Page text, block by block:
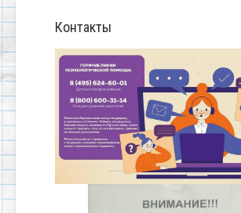
Контакты